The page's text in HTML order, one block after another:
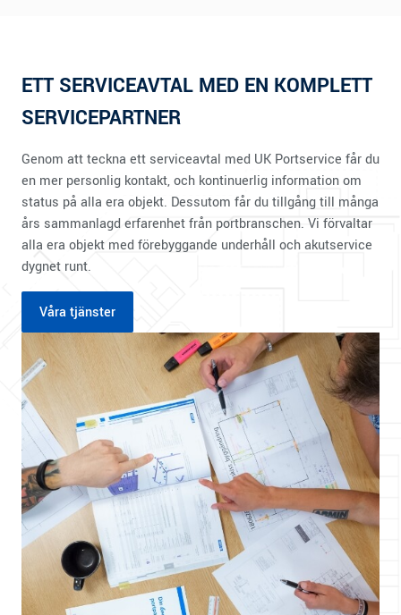
ETT SERVICEAVTAL MED EN KOMPLETT
SERVICEPARTNER
Genom att teckna ett serviceavtal med UK Portservice får du
en mer personlig kontakt, och kontinuerlig information om
status på alla era objekt. Dessutom får du tillgång till många
års sammanlagd erfarenhet från portbranschen. Vi förvaltar
alla era objekt med förebyggande underhåll och akutservice
dygnet runt.
Våra tjänster